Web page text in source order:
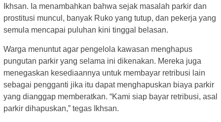
Ikhsan. Ia menambahkan bahwa sejak masalah parkir dan
prostitusi muncul, banyak Ruko yang tutup, dan pekerja yang
semula mencapai puluhan kini tinggal belasan.
Warga menuntut agar pengelola kawasan menghapus
pungutan parkir yang selama ini dikenakan. Mereka juga
menegaskan kesediaannya untuk membayar retribusi lain
sebagai pengganti jika itu dapat menghapuskan biaya parkir
yang dianggap memberatkan. “Kami siap bayar retribusi, asal
parkir dihapuskan,” tegas Ikhsan.